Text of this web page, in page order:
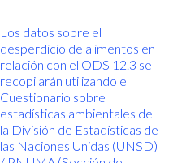
Los datos sobre el
desperdicio de alimentos en
relación con el ODS 12.3 se
recopilarán utilizando el
Cuestionario sobre
estadísticas ambientales de
la División de Estadísticas de
las Naciones Unidas (UNSD)